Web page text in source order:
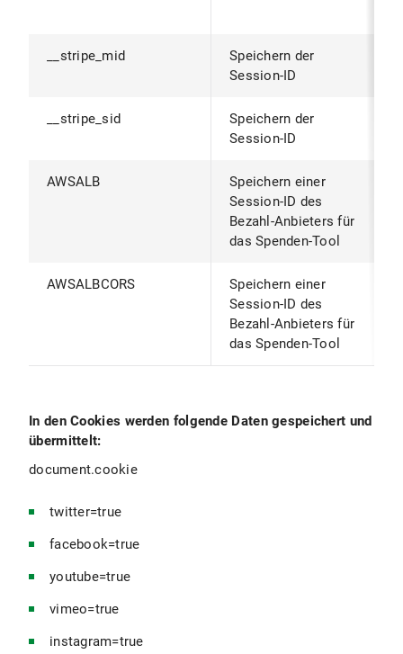
__stripe_mid
Speichern der
Session-ID
__stripe_sid
Speichern der
Session-ID
AWSALB
Speichern einer
Session-ID des
Bezahl-Anbieters für
das Spenden-Tool
AWSALBCORS
Speichern einer
Session-ID des
Bezahl-Anbieters für
das Spenden-Tool
In den Cookies werden folgende Daten gespeichert und
übermittelt:
document.cookie
twitter=true
facebook=true
youtube=true
vimeo=true
instagram=true